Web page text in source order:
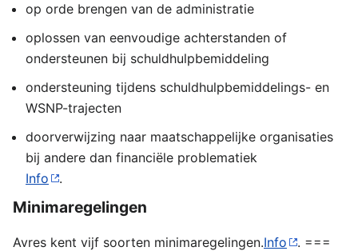
op orde brengen van de administratie
oplossen van eenvoudige achterstanden of
ondersteunen bij schuldhulpbemiddeling
ondersteuning tijdens schuldhulpbemiddelings- en
WSNP-trajecten
doorverwijzing naar maatschappelijke organisaties
bij andere dan financiële problematiek
Info
.
Minimaregelingen
Avres kent vijf soorten minimaregelingen.Info . ===